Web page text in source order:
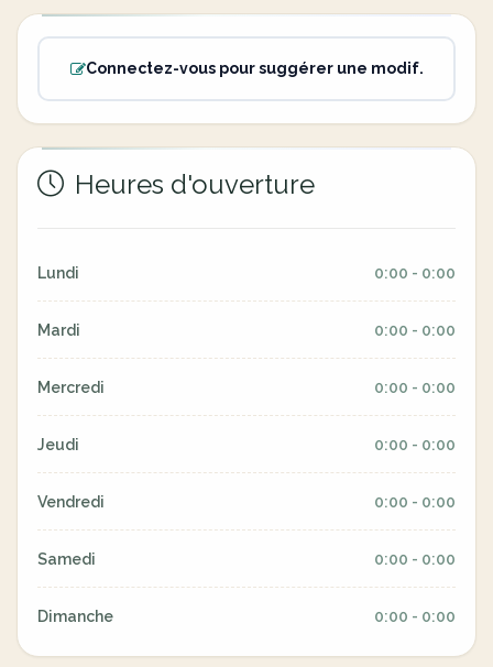
Connectez-vous pour suggérer une modif.
Heures d'ouverture
Lundi 0:00 - 0:00
Mardi 0:00 - 0:00
Mercredi 0:00 - 0:00
Jeudi 0:00 - 0:00
Vendredi 0:00 - 0:00
Samedi 0:00 - 0:00
Dimanche 0:00 - 0:00